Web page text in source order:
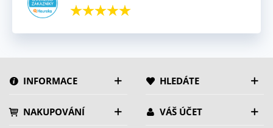
INFORMACE HLEDÁTE
NAKUPOVÁNÍ VÁŠ ÚČET